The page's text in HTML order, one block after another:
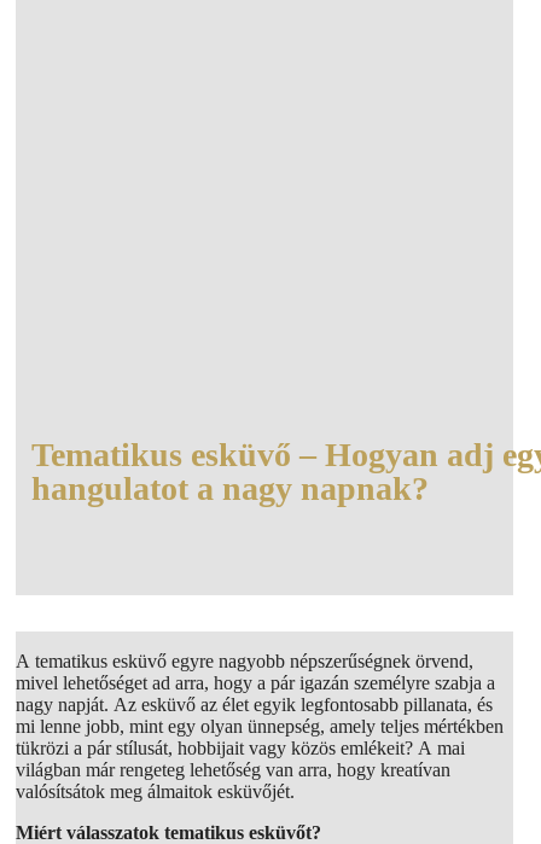
Tematikus esküvő – Hogyan adj
hangulatot a nagy napnak?
A tematikus esküvő egyre nagyobb népszerűségnek örvend,
mivel lehetőséget ad arra, hogy a pár igazán személyre szabja a
nagy napját. Az esküvő az élet egyik legfontosabb pillanata, és
mi lenne jobb, mint egy olyan ünnepség, amely teljes mértékben
tükrözi a pár stílusát, hobbijait vagy közös emlékeit? A mai
világban már rengeteg lehetőség van arra, hogy kreatívan
valósítsátok meg álmaitok esküvőjét.
Miért válasszatok tematikus esküvőt?